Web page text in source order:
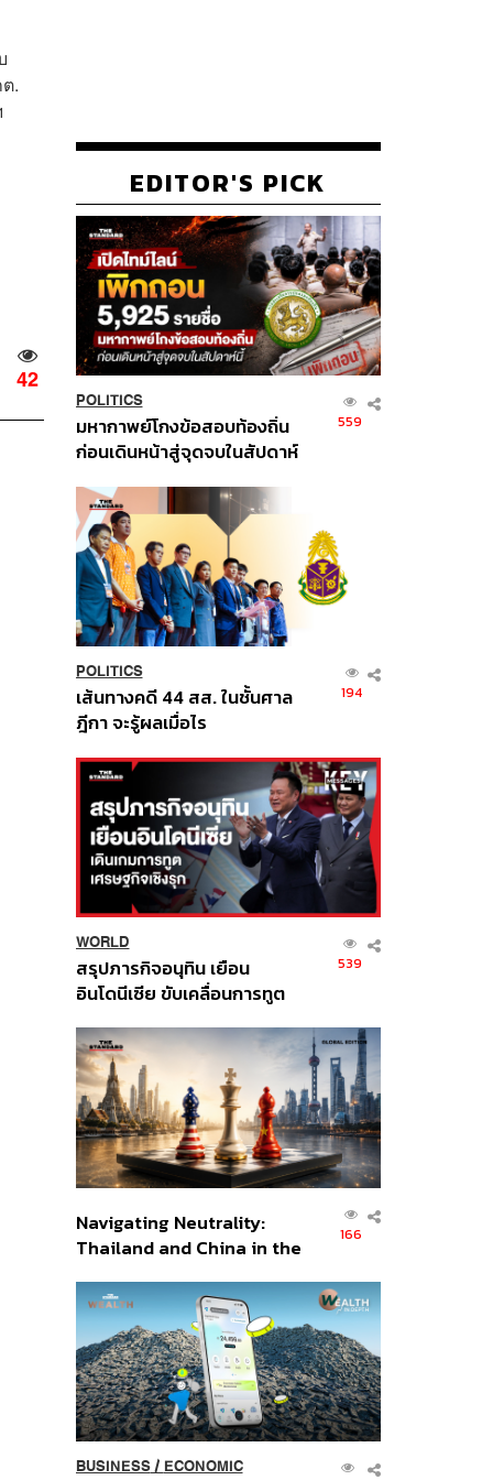
.
42
EDITOR'S PICK
POLITICS
มหากาพย์โกงข้อสอบท้องถิ่น
ก่อนเดินหน้าสู่จุดจบในสัปดาห์
559
POLITICS
เส้นทางคดี 44 สส. ในชั้นศาล
ฎีกา จะรู้ผลเมื่อไร
194
WORLD
สรุปภารกิจอนุทิน เยือน
อินโดนีเซีย ขับเคลื่อนการทูต
ส่วนยุทธศาสตร์ไทย –
อินโดนีเซีย
539
Navigating Neutrality:
Thailand and China in the
Order
166
BUSINESS/ ECONOMIC